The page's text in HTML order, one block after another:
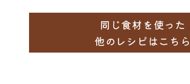
同じ食材を使った
他のレシピはこちら